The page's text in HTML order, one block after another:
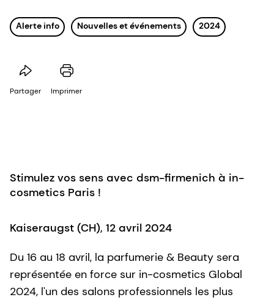
Alerte info Nouvelles et événements 2024
Partager Imprimer
Stimulez vos sens avec dsm-firmenich à in-
cosmetics Paris !
Kaiseraugst (CH), 12 avril 2024
Du 16 au 18 avril, la parfumerie & Beauty sera
représentée en force sur in-cosmetics Global
2024, l'un des salons professionnels les plus